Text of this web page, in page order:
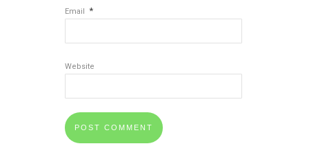
Email *
Website